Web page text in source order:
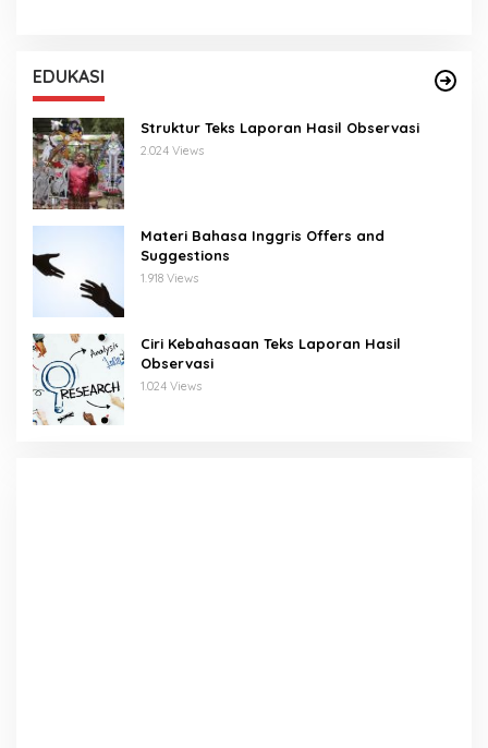
EDUKASI
Struktur Teks Laporan Hasil Observasi
2.024 Views
Materi Bahasa Inggris Offers and
Suggestions
1.918 Views
Ciri Kebahasaan Teks Laporan Hasil
Observasi
1.024 Views